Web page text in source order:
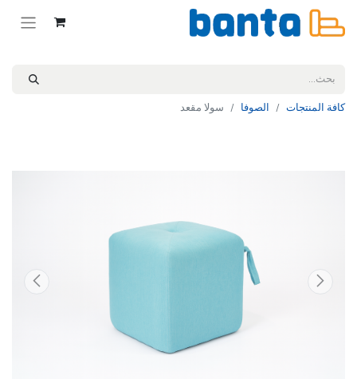
كافة المنتجات الصوفا سولا مقعد